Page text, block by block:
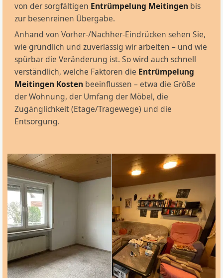
von der sorgfältigen Entrümpelung Meitingen bis
zur besenreinen Übergabe.
Anhand von Vorher-/Nachher-Eindrücken sehen Sie,
wie gründlich und zuverlässig wir arbeiten – und wie
spürbar die Veränderung ist. So wird auch schnell
verständlich, welche Faktoren die Entrümpelung
Meitingen Kosten beeinflussen – etwa die Größe
der Wohnung, der Umfang der Möbel, die
Zugänglichkeit (Etage/Tragewege) und die
Entsorgung.